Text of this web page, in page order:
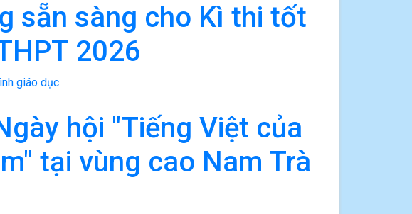
sẵn sàng cho Kì thi tốt
2026
giáo dục
hội "Tiếng Việt của
tại vùng cao Nam Trà